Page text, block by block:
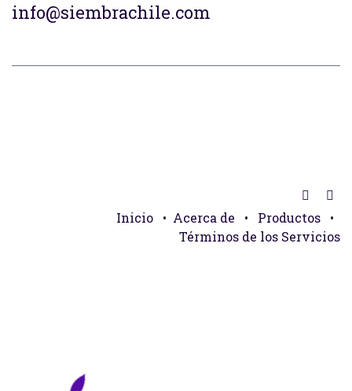
info@siembrachile.com
Inicio • Acerca de • Productos
•
Términos de los Servicios